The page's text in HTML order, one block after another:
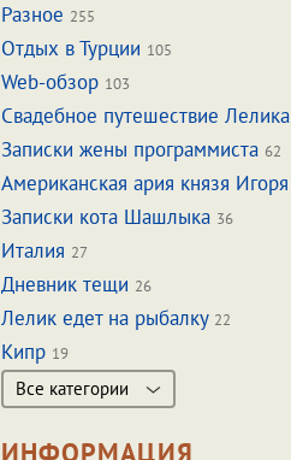
Разное 255
Отдых в Турции 105
Web-обзор 103
Свадебное путешествие Лелика
Записки жены программиста 62
Американская ария князя Игоря
Записки кота Шашлыка 36
Италия 27
Дневник тещи 26
Лелик едет на рыбалку 22
Кипр 19
Все категории
ИНФОРМАЦИЯ